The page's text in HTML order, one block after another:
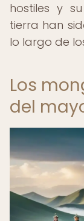
hostiles y
tierra han
lo largo de
Los
del